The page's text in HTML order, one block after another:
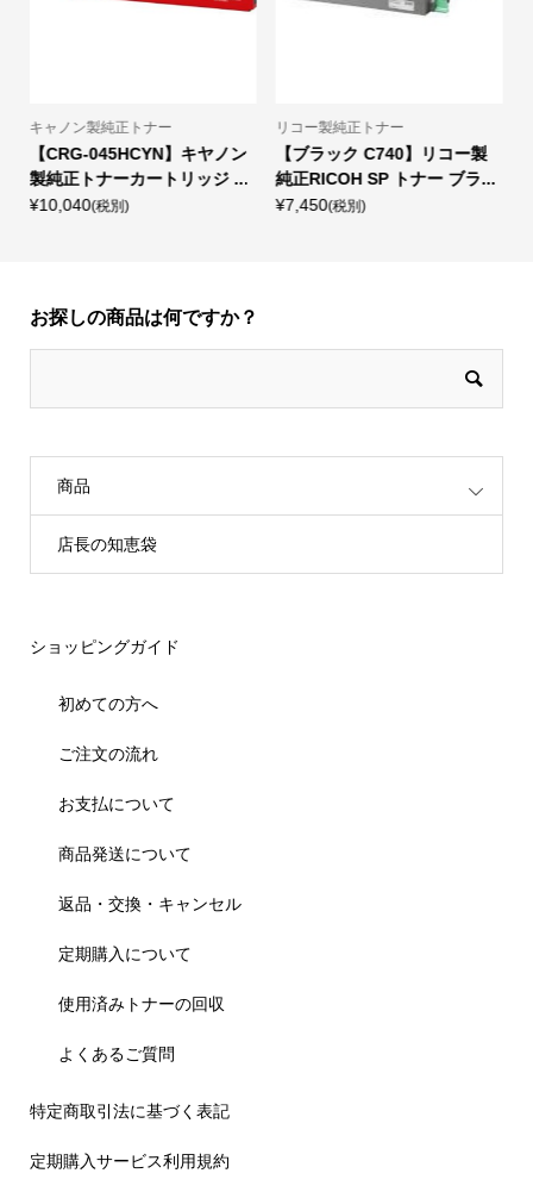
キャノン製純正トナー
【CRG-045HCYN】キヤノン
製純正トナーカートリッジ ...
¥10,040(税別)
リコー製純正トナー
【ブラック C740】リコー製
純正RICOH SP トナー ブラ...
¥7,450(税別)
お探しの商品は何ですか？
商品
店長の知恵袋
ショッピングガイド
初めての方へ
ご注文の流れ
お支払について
商品発送について
返品・交換・キャンセル
定期購入について
使用済みトナーの回収
よくあるご質問
特定商取引法に基づく表記
定期購入サービス利用規約